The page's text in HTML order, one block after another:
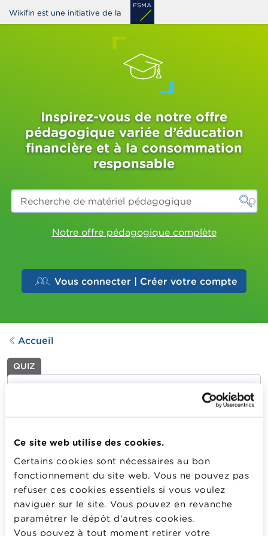
Ce site web utilise des cookies.
Certains cookies sont nécessaires au bon
fonctionnement du site web. Vous ne pouvez pas
refuser ces cookies essentiels si vous voulez
naviguer sur le site. Vous pouvez en revanche
paramétrer le dépôt d’autres cookies.
Vous pouvez à tout moment retirer votre
Aller
au
Wikifin est une initiative de la
Inspirez-vous de notre offre
pédagogique variée d’éducation
financière et à la consommation
responsable
Recherche
matériel
pédagogiqueNotre offre pédagogique complète
Vous connecter | Créer votre compte
Accueil
QUIZ
Wikifin Quiz - La Semaine de
l'Argent 2024 - 3e degré
268 Downloads
Le Wikifin quiz de La Semaine de l’Argent 2024 a été
entièrement réactualisé. C'est l’outil idéal pour évaluer
le niveau de vos classes et surtout pour les entraîner et
les préparer activement à la prochaine édition de La
Semaine de l'Argent.